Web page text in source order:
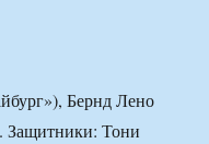
Бернд Лено
Защитники: Тони